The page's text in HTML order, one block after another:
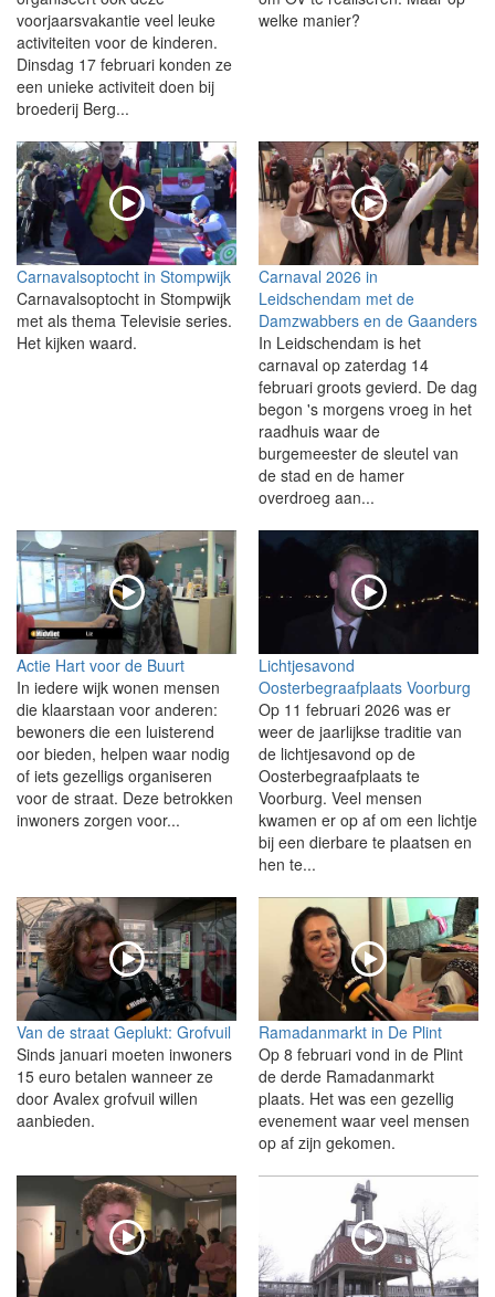
voorjaarsvakantie veel leuke
activiteiten voor de kinderen.
Dinsdag 17 februari konden ze
een unieke activiteit doen bij
broederij Berg...
welke manier?
Carnavalsoptocht in Stompwijk
Carnavalsoptocht in Stompwijk
met als thema Televisie series.
Het kijken waard.
Carnaval 2026 in
Leidschendam met de
Damzwabbers en de Gaanders
In Leidschendam is het
carnaval op zaterdag 14
februari groots gevierd. De dag
begon 's morgens vroeg in het
raadhuis waar de
burgemeester de sleutel van
de stad en de hamer
overdroeg aan...
Actie Hart voor de Buurt
In iedere wijk wonen mensen
die klaarstaan voor anderen:
bewoners die een luisterend
oor bieden, helpen waar nodig
of iets gezelligs organiseren
voor de straat. Deze betrokken
inwoners zorgen voor...
Lichtjesavond
Oosterbegraafplaats Voorburg
Op 11 februari 2026 was er
weer de jaarlijkse traditie van
de lichtjesavond op de
Oosterbegraafplaats te
Voorburg. Veel mensen
kwamen er op af om een lichtje
bij een dierbare te plaatsen en
hen te...
Van de straat Geplukt: Grofvuil
Sinds januari moeten inwoners
15 euro betalen wanneer ze
door Avalex grofvuil willen
aanbieden.
Ramadanmarkt in De Plint
Op 8 februari vond in de Plint
de derde Ramadanmarkt
plaats. Het was een gezellig
evenement waar veel mensen
op af zijn gekomen.